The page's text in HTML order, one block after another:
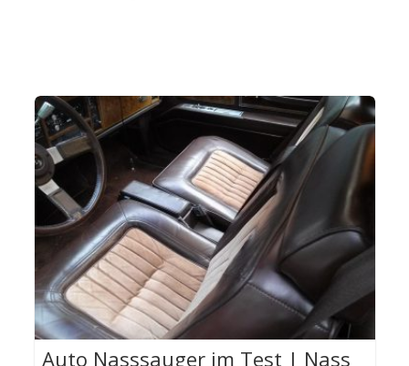
Auto Nasssauger im Test | Nass